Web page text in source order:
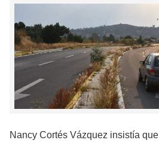
Nancy Cortés Vázquez insistía que